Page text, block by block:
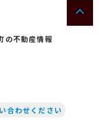
の不動産情報
合わせください